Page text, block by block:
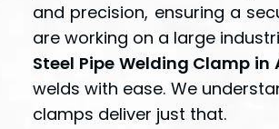
and precision, ensuring a
are working on a large
Steel Pipe Welding Clamp
welds with ease. We
clamps deliver just that.